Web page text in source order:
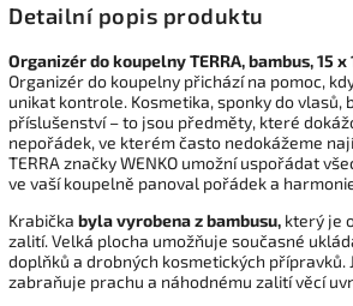
Detailní popis produktu
Organizér do koupelny TERRA, bambus, 15 x
Organizér do koupelny přichází na pomoc,
unikat kontrole. Kosmetika, sponky do vlasů,
příslušenství – to jsou předměty, které
nepořádek, ve kterém často nedokážeme
TERRA značky WENKO umožní uspořádat
ve vaší koupelně panoval pořádek a
Krabička byla vyrobena z bambusu, který je
zalití. Velká plocha umožňuje současné
doplňků a drobných kosmetických přípravků.
zabraňuje prachu a náhodnému zalití věcí